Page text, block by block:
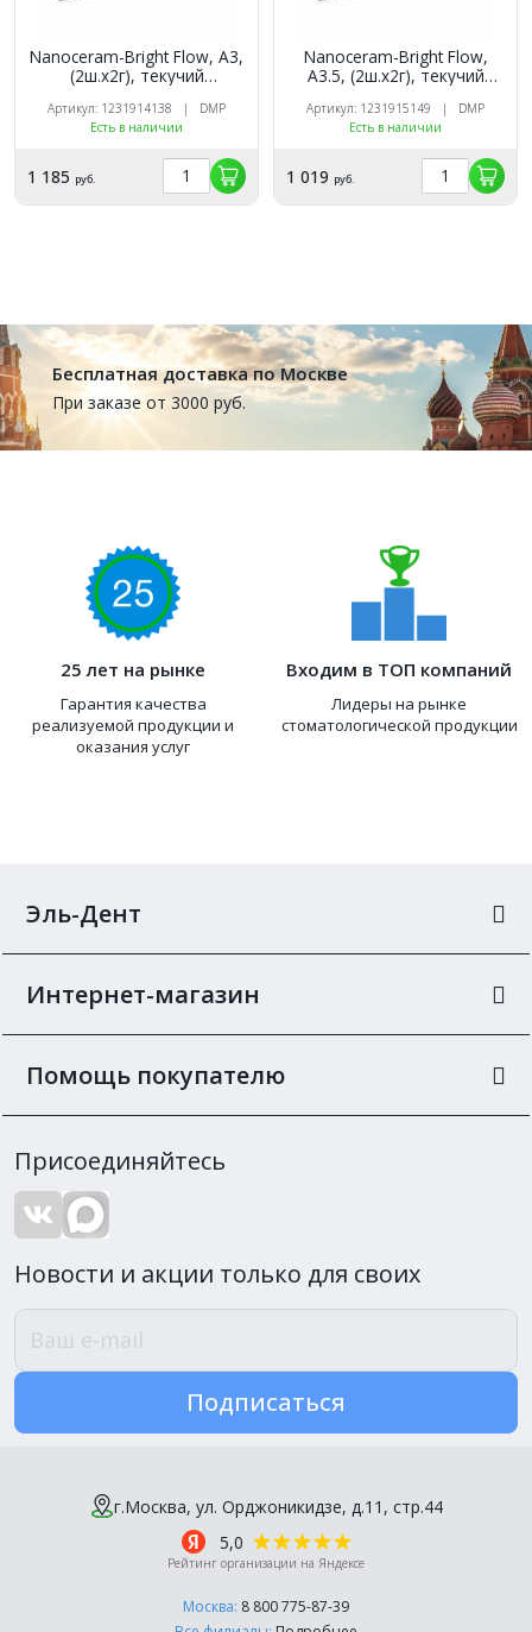
Nanoceram-Bright Flow, А3,
(2ш.х2г), текучий
DMP
Артикул: 1231914138 | DMP
Есть в наличии
1 185 руб.
Nanoceram-Bright Flow,
А3.5, (2ш.х2г), текучий
DMP
Артикул: 1231915149 | DMP
Есть в наличии
1 019 руб.
Бесплатная доставка по Москве
При заказе от 3000 руб.
25 лет на рынке
Гарантия качества
реализуемой продукции и
оказания услуг
Входим в ТОП компаний
Лидеры на рынке
стоматологической продукции
Эль-Дент
Интернет-магазин
Помощь покупателю
Присоединяйтесь
Новости и акции только для своих
Подписаться
г.Москва, ул. Орджоникидзе, д.11, стр.44
5,0
Рейтинг организации на Яндексе
Москва: 8 800 775-87-39